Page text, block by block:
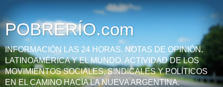
POBRERÍO.com
INFORMACIÓN LAS 24 HORAS. NOTAS DE OPINIÓN.
LATINOAMÉRICA Y EL MUNDO. ACTIVIDAD DE LOS
MOVIMIENTOS SOCIALES, SINDICALES Y POLÍTICOS
EN EL CAMINO HACIA LA NUEVA ARGENTINA.